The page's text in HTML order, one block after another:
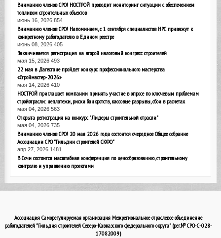
Вниманию членов СРО! НОСТРОЙ проводит мониторинг ситуации с обеспечением
топливом строительных объектов
июнь 16, 2026 854
Вниманию членов СРО! Напоминаем, с 1 сентября специалистов НРС привяжут к
конкретному работодателю в Едином реестре
июнь 08, 2026 405
Заканчивается регистрация на второй налоговый конгресс строителей
мая 15, 2026 493
22 мая в Дагестане пройдет конкурс профессионального мастерства
«Строймастер-2026»
мая 14, 2026 410
НОСТРОЙ приглашает компании принять участие в опросе по ключевым проблемам
стройотрасли: неплатежи, риски банкротств, кассовые разрывы, сбои в расчетах
мая 04, 2026 563
Открыта регистрация на конкурс "Лидеры строительной отрасли"
мая 04, 2026 735
Вниманию членов СРО! 20 мая 2026 года состоится очередное Общее собрание
Ассоциации СРО "Гильдии строителей СКФО"
апр 27, 2026 1481
В Сочи состоится масштабная конференция по ценообразованию, строительному
контролю и управлению проектами
Ассоциация Саморегулируемая организация Межрегиональное отраслевое объединение
работодателей "Гильдия строителей Северо-Кавказского федерального округа" (рег.№ СРО-С-028-
17082009)